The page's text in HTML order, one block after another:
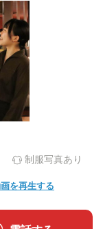
制服写真あり
を再生する